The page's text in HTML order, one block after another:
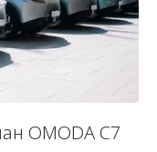
OMODA C7